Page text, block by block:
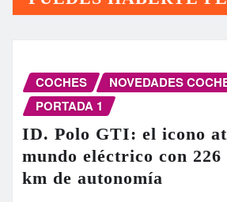
COCHES
NOVEDADES
PORTADA 1
ID. Polo GTI: el icono
mundo eléctrico con
km de autonomía